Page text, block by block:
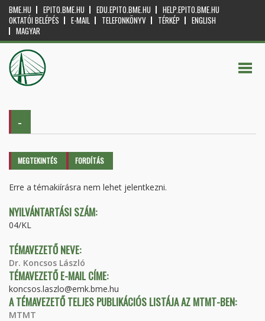
BME.HU EPITO.BME.HU EDU.EPITO.BME.HU
HELP.EPITO.BME.HU
OKTATÓI BELÉPÉS
E-MAIL TELEFONKÖNYV TÉRKÉP
ENGLISH
MAGYAR
-
Elsődleges fülek
MEGTEKINTÉS (AKTÍVFORDÍTÁS
Erre a témakiírásra nem lehet jelentkezni.
NYILVÁNTARTÁSI SZÁM:
04/KL
TÉMAVEZETŐ NEVE:
Dr. Koncsos László
TÉMAVEZETŐ E-MAIL CÍME:
koncsos.laszlo@emk.bme.hu
A TÉMAVEZETŐ TELJES PUBLIKÁCIÓS LISTÁJA AZ MTMT-BEN:
MTMT